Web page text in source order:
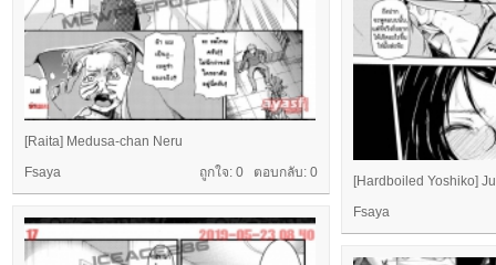
[Raita] Medusa-chan Neru
ถูกใจ: 0 ตอบกลับ: 0
Fsaya
[Hardboiled Yoshiko]
Fsaya